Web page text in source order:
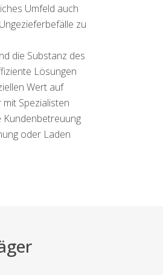
Umfeld auch
zu
die Substanz des
Lösungen
Wert auf
Spezialisten
Kundenbetreuung
oder Laden